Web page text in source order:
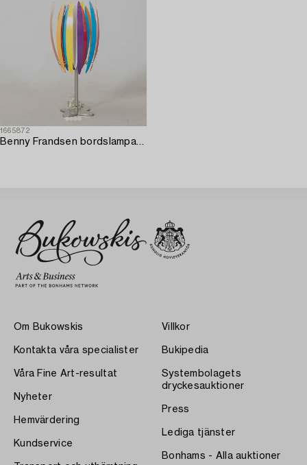
1665872
Benny Frandsen bordslampa "Jaws" Frandsen lightning sent 1900-tal/2000-tal Danmark.
Om Bukowskis
Kontakta våra specialister
Våra Fine Art-resultat
Nyheter
Hemvärdering
Kundservice
Villkor
Bukipedia
Systembolagets
dryckesauktioner
Press
Lediga tjänster
Bonhams - Alla auktioner